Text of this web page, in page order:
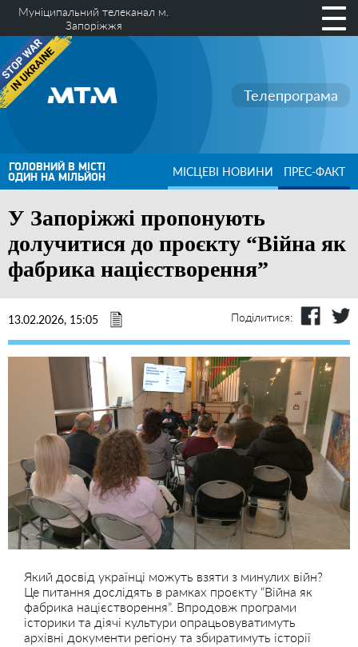
Муніципальний телеканал м.
Запоріжжя
Телепрограма
ГОЛОВНИЙ В МІСТІ
ОДИН НА МІЛЬЙОН МІСЦЕВІ НОВИНИ ПРЕС-ФАКТ
У Запоріжжі пропонують
долучитися до проєкту “Війна як
фабрика націєстворення”
13.02.2026, 15:05 Поділитися:
Який досвід українці можуть взяти з минулих війн?
Це питання дослідять в рамках проєкту “Війна як
фабрика націєстворення”. Впродовж програми
історики та діячі культури опрацьовуватимуть
архівні документи регіону та збиратимуть історії